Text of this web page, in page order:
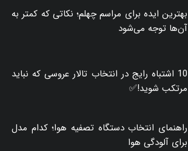
بهترین ایده برای مراسم چهلم؛ نکاتی که کمتر به
آن‌ها توجه می‌شود
10 اشتباه رایج در انتخاب تالار عروسی که نباید
مرتکب شوید!✅
راهنمای انتخاب دستگاه تصفیه هوا؛ کدام مدل
برای آلودگی هوا